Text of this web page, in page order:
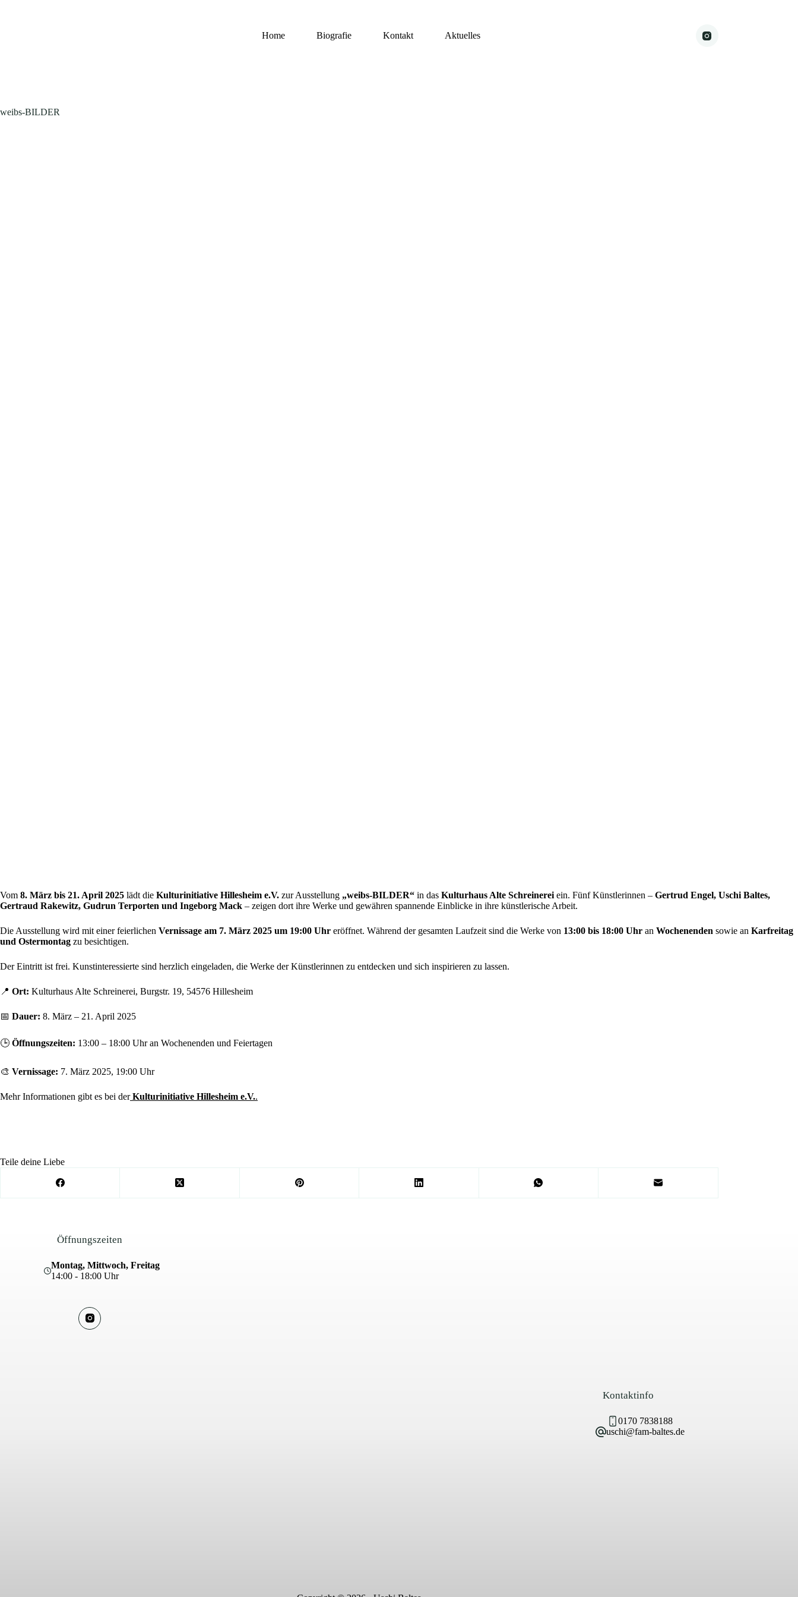
Home
Biografie Kontakt Aktuelles
weibs-BILDER
Vom 8. März bis 21. April 2025 lädt die Kulturinitiative Hillesheim e.V. zur Ausstellung „weibs-BILDER“ in das Kulturhaus Alte Schreinerei ein. Fünf Künstlerinnen – Gertrud Engel, Uschi Baltes,
Gertraud Rakewitz, Gudrun Terporten und Ingeborg Mack – zeigen dort ihre Werke und gewähren spannende Einblicke in ihre künstlerische Arbeit.
Die Ausstellung wird mit einer feierlichen Vernissage am 7. März 2025 um 19:00 Uhr eröffnet. Während der gesamten Laufzeit sind die Werke von 13:00 bis 18:00 Uhr an Wochenenden sowie an Karfreitag
und Ostermontag zu besichtigen.
Der Eintritt ist frei. Kunstinteressierte sind herzlich eingeladen, die Werke der Künstlerinnen zu entdecken und sich inspirieren zu lassen.
📍 Ort: Kulturhaus Alte Schreinerei, Burgstr. 19, 54576 Hillesheim
📅 Dauer: 8. März – 21. April 2025
🕒 Öffnungszeiten: 13:00 – 18:00 Uhr an Wochenenden und Feiertagen
🎨 Vernissage: 7. März 2025, 19:00 Uhr
Mehr Informationen gibt es bei der Kulturinitiative Hillesheim e.V..
Teile deine Liebe
Öffnungszeiten
Montag, Mittwoch, Freitag
14:00 - 18:00 Uhr
Kontaktinfo
0170 7838188
uschi@fam-baltes.de